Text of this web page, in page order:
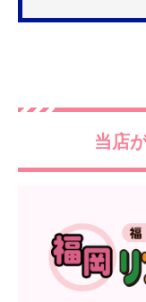
は需要が少な
あったので購
【その他感想
製品価格もで
るので、今後
当店